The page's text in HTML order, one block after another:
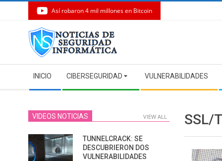
Así robaron 4 mil millones en Bitcoin
Navigation
Menu
INICIO CIBERSEGURIDAD VULNERABILIDADES
SSL/
VIDEOS NOTICIAS VIEW ALL
TUNNELCRACK: SE
DESCUBRIERON DOS
VULNERABILIDADES